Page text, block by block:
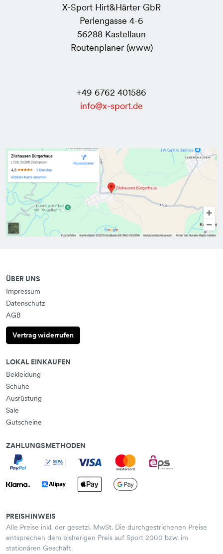
X-Sport Hirt&Härter GbR
Perlengasse 4-6
56288 Kastellaun
Routenplaner (www)
+49 6762 401586
info@x-sport.de
ÜBER UNS
Impressum
Datenschutz
AGB
Vertrag widerrufen
LOKAL EINKAUFEN
Bekleidung
Schuhe
Ausrüstung
Sale
Gutscheine
ZAHLUNGSMETHODEN
PREISHINWEIS
Alle Preise inkl. der gesetzl. MwSt. Die durchgestrichenen Preise
entsprechen dem bisherigen Preis auf Sport 2000 bzw. im
stationären Geschäft.